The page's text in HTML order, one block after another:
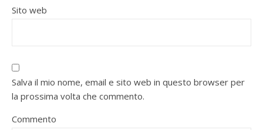
Sito web
Salva il mio nome, email e sito web in questo browser per
la prossima volta che commento.
Commento